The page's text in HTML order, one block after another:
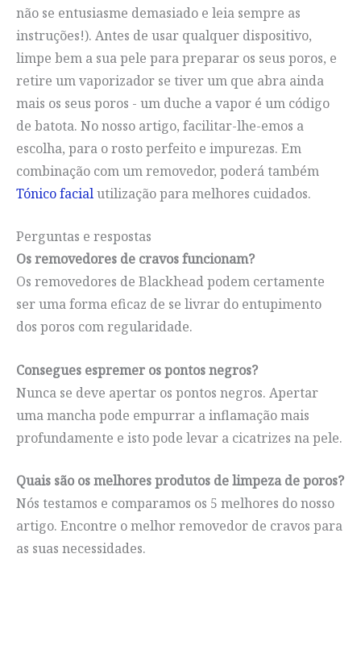
não se entusiasme demasiado e leia sempre as
instruções!). Antes de usar qualquer dispositivo,
limpe bem a sua pele para preparar os seus poros, e
retire um vaporizador se tiver um que abra ainda
mais os seus poros - um duche a vapor é um código
de batota. No nosso artigo, facilitar-lhe-emos a
escolha, para o rosto perfeito e impurezas. Em
combinação com um removedor, poderá também
Tónico facialutilização para melhores cuidados.
Perguntas e respostas
Os removedores de cravos funcionam?
Os removedores de Blackhead podem certamente
ser uma forma eficaz de se livrar do entupimento
dos poros com regularidade.
Consegues espremer os pontos negros?
Nunca se deve apertar os pontos negros. Apertar
uma mancha pode empurrar a inflamação mais
profundamente e isto pode levar a cicatrizes na pele.
Quais são os melhores produtos de limpeza de poros?
Nós testamos e comparamos os 5 melhores do nosso
artigo. Encontre o melhor removedor de cravos para
as suas necessidades.